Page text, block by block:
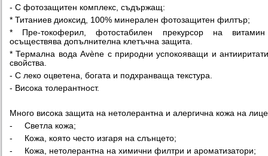
- С фотозащитен комплекс, съдържащ:
* Титаниев диоксид, 100% минерален фотозащитен филтър;
* Пре-токоферил, фотостабилен прекурсор на
осъществява допълнителна клетъчна защита.
* Термална вода Avène с природни успокояващи и
свойства.
- С леко оцветена, богата и подхранваща текстура.
- Висока толерантност.
Много висока защита на нетолерантна и алергична кожа на
- Светла кожа;
- Кожа, която често изгаря на слънцето;
- Кожа, нетолерантна на химични филтри и ароматизатори;